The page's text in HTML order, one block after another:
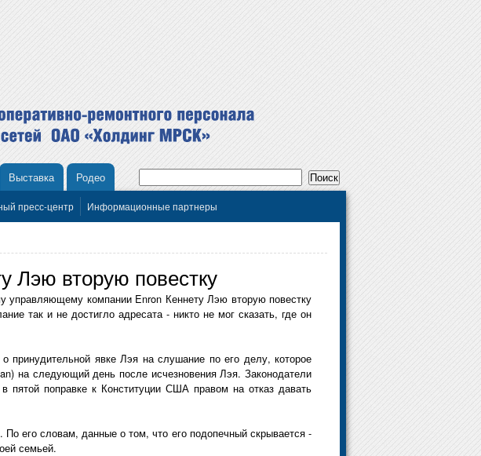
Выставка Родео
пресс-центр Информационные партнеры
Лэю вторую повестку
компании Enron Кеннету Лэю вторую повестку
так и не достигло адресата - никто не мог сказать, где он
принудительной явке Лэя на слушание по его делу, которое
на следующий день после исчезновения Лэя. Законодатели
пятой поправке к Конституции США правом на отказ давать
его словам, данные о том, что его подопечный скрывается -
семьей.